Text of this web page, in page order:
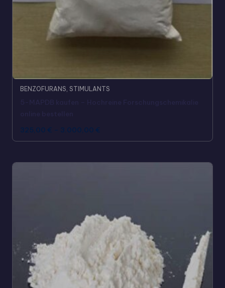
BENZOFURANS,STIMULANTS
325,00 € – 3.000,00 €